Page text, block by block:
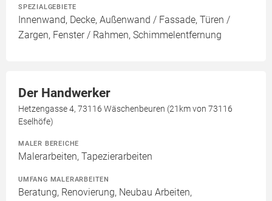
SPEZIALGEBIETE
Innenwand, Decke, Außenwand / Fassade, Türen /
Zargen, Fenster / Rahmen, Schimmelentfernung
Der Handwerker
Hetzengasse 4, 73116 Wäschenbeuren (21km von 73116
Eselhöfe)
MALER BEREICHE
Malerarbeiten, Tapezierarbeiten
UMFANG MALERARBEITEN
Beratung, Renovierung, Neubau Arbeiten,